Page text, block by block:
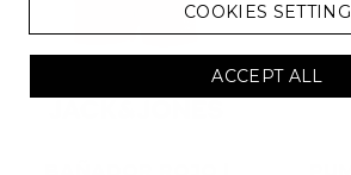
COOKIES SETTING
ACCEPT ALL